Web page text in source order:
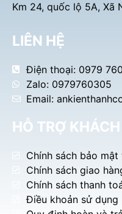
Km 24, quốc lộ 5A, Xã
LIÊN HỆ
Điện thoại: 0979
Zalo: 0979760305
Email:
HỖ TRỢ
Chính sách bảo
Chính sách giao
Chính sách thanh
Điều khoản sử dụng